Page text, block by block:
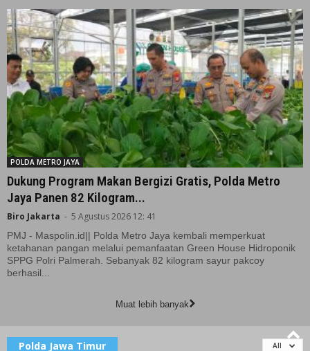
POLDA METRO JAYA
Dukung Program Makan Bergizi Gratis, Polda Metro
Jaya Panen 82 Kilogram...
Biro Jakarta - 5 Agustus 2026 12: 41
PMJ - Maspolin.id|| Polda Metro Jaya kembali memperkuat
ketahanan pangan melalui pemanfaatan Green House Hidroponik
SPPG Polri Palmerah. Sebanyak 82 kilogram sayur pakcoy
berhasil...
Muat lebih banyak
Polda Jawa Timur All